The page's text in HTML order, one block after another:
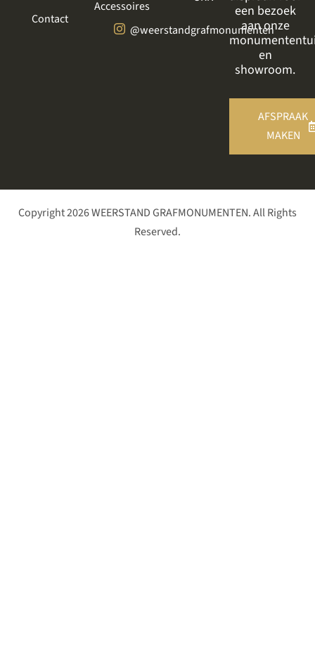
Contact
Accessoires
@weerstandgrafmonumenten
een bezoek
aan onze
en
showroom.
AFSPRAAK
MAKEN
Copyright 2026 WEERSTAND GRAFMONUMENTEN. All Rights
Reserved.